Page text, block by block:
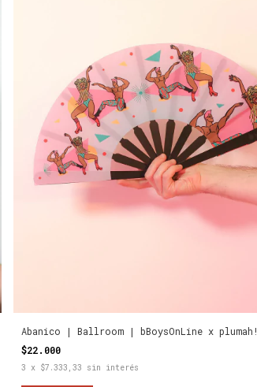
Abanico | Ballroom | bBoysOnLine x plumah!
$22.000
3 x $7.333,33 sin interés